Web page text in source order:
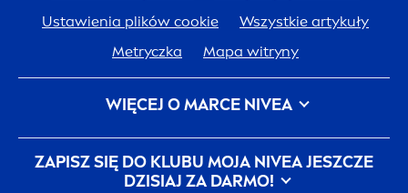
Ustawienia plików cookie
Wszystkie artykuły
Metryczka
Mapa witryny
WIĘCEJ O MARCE NIVEA
HistoriaNIVEA
Kariera w Beiersdorf
JEDNA SKÓRA. JEDNA PLANETA. JEDNA TROSKA.
ZAPISZ SIĘ DO KLUBU MOJA NIVEAJESZCZE
DZISIAJ ZA DARMO!